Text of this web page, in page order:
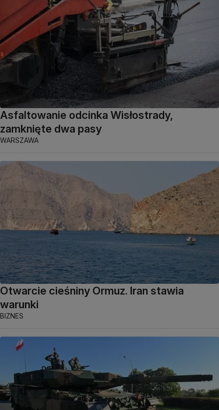
Asfaltowanie odcinka Wisłostrady,
zamknięte dwa pasy
WARSZAWA
Otwarcie cieśniny Ormuz. Iran stawia
warunki
BIZNES